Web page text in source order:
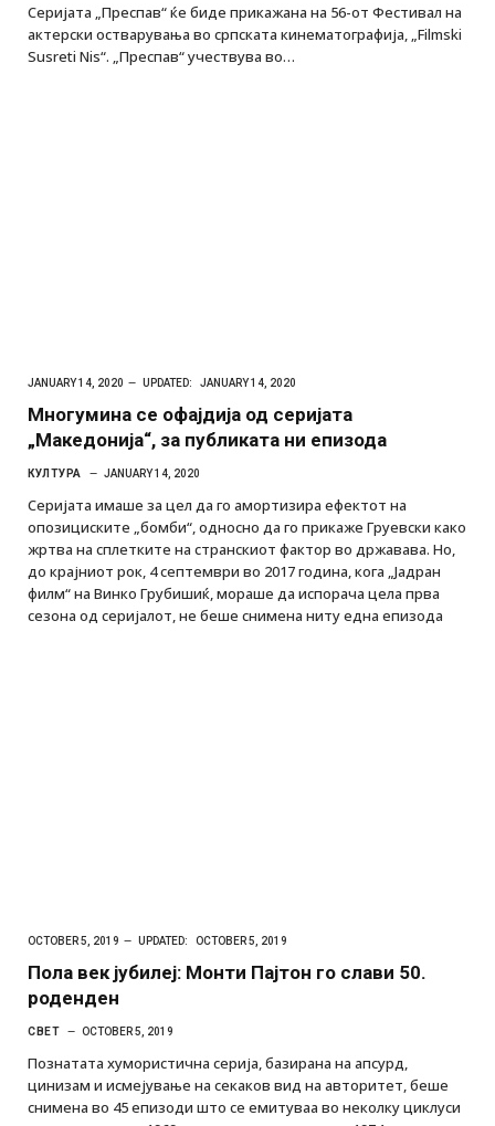
Серијата „Преспав“ ќе биде прикажана на 56-от Фестивал на
актерски остварувања во српската кинематографија, „Filmski
Susreti Nis“. „Преспав“ учествува во…
JANUARY 14, 2020 UPDATED: JANUARY 14, 2020
Многумина се офајдија од серијата
„Македонија“, за публиката ни епизодa
КУЛТУРА JANUARY 14, 2020
Серијата имаше за цел да го амортизира ефектот на
опозициските „бомби“, односно да го прикаже Груевски како
жртва на сплетките на странскиот фактор во државава. Но,
до крајниот рок, 4 септември во 2017 година, кога „Јадран
филм“ на Винко Грубишиќ, мораше да испорача цела прва
сезона од серијалот, не беше снимена ниту една епизода
OCTOBER 5, 2019 UPDATED: OCTOBER 5, 2019
Пола век јубилеј: Монти Пајтон го слави 50.
роденден
СВЕТ OCTOBER 5, 2019
Познатата хумористична серија, базирана на апсурд,
цинизам и исмејување на секаков вид на авторитет, беше
снимена во 45 епизоди што се емитуваа во неколку циклуси